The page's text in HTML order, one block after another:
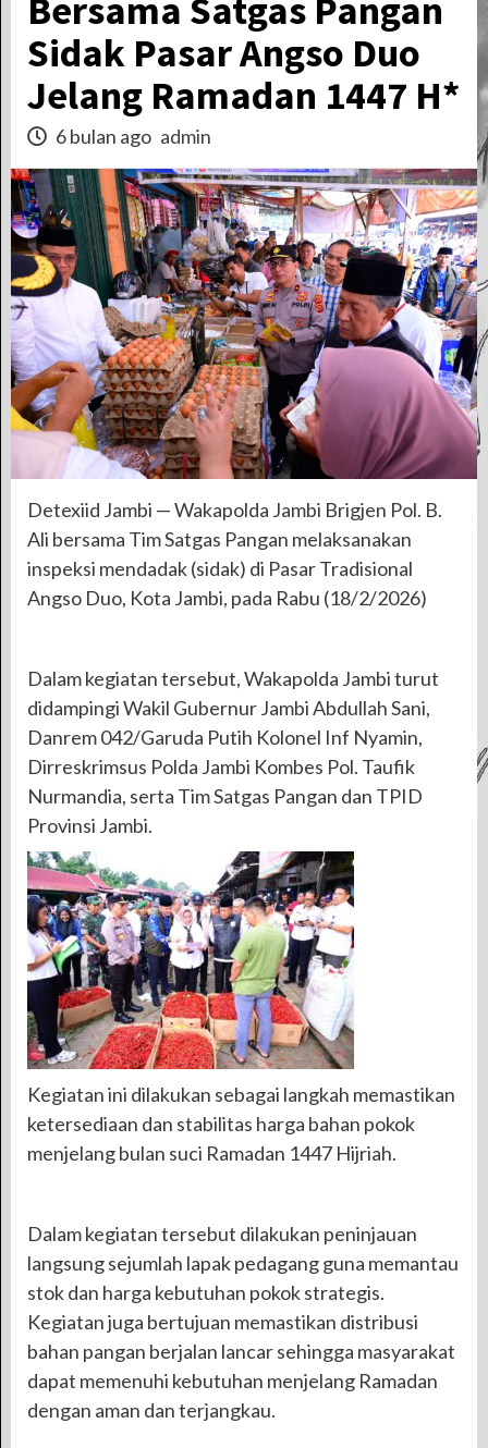
Bersama Satgas Pangan
Sidak Pasar Angso Duo
Jelang Ramadan 1447 H*
6 bulan ago admin
Detexiid Jambi — Wakapolda Jambi Brigjen Pol. B.
Ali bersama Tim Satgas Pangan melaksanakan
inspeksi mendadak (sidak) di Pasar Tradisional
Angso Duo, Kota Jambi, pada Rabu (18/2/2026)
Dalam kegiatan tersebut, Wakapolda Jambi turut
didampingi Wakil Gubernur Jambi Abdullah Sani,
Danrem 042/Garuda Putih Kolonel Inf Nyamin,
Dirreskrimsus Polda Jambi Kombes Pol. Taufik
Nurmandia, serta Tim Satgas Pangan dan TPID
Provinsi Jambi.
Kegiatan ini dilakukan sebagai langkah memastikan
ketersediaan dan stabilitas harga bahan pokok
menjelang bulan suci Ramadan 1447 Hijriah.
Dalam kegiatan tersebut dilakukan peninjauan
langsung sejumlah lapak pedagang guna memantau
stok dan harga kebutuhan pokok strategis.
Kegiatan juga bertujuan memastikan distribusi
bahan pangan berjalan lancar sehingga masyarakat
dapat memenuhi kebutuhan menjelang Ramadan
dengan aman dan terjangkau.